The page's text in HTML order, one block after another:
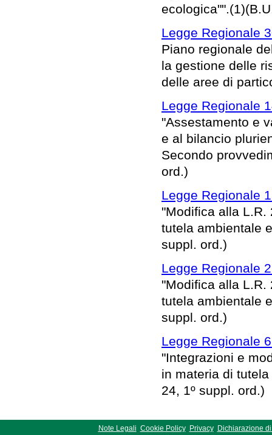
Legge Regionale
Piano regionale
la gestione delle
delle aree di
Legge Regionale
"Assestamento e
e al bilancio
Secondo
ord.)
Legge Regionale
"Modifica alla L.R.
tutela ambientale
suppl. ord.)
Legge Regionale
"Modifica alla L.R.
tutela ambientale
suppl. ord.)
Legge Regionale
"Integrazioni e
in materia di
24, 1º suppl. ord.)
Note Legali Cookie Policy Privacy Dichiarazione